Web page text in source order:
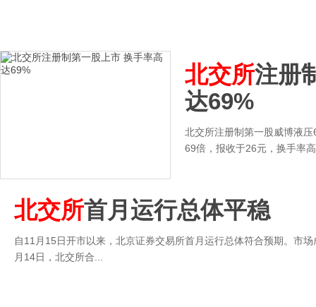
北交所注册
达69%
北交所注册制第一股威博液
69倍，报收于26元，换手率
北交所首月运行总体平稳
自11月15日开市以来，北京证券交易所首月运行总体符合预期。市
月14日，北交所合...